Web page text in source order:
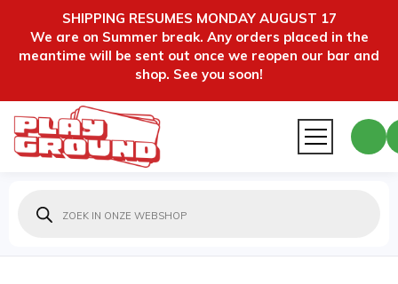
SHIPPING RESUMES MONDAY AUGUST 17
We are on Summer break. Any orders placed in the
meantime will be sent out once we reopen our bar and
shop. See you soon!
zoeken